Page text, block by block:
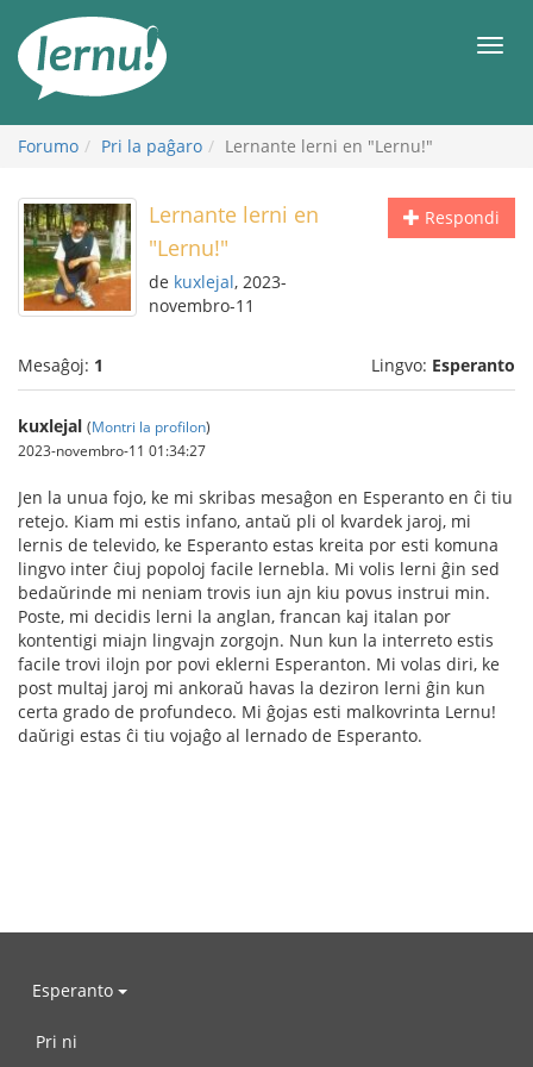
enhavo
Forumo Pri la paĝaro Lernante lerni en "Lernu!"
Respondi
Lernante lerni en
"Lernu!"
de kuxlejal, 2023-
novembro-11
Mesaĝoj: 1 Lingvo: Esperanto
kuxlejal (Montri la profilon)
2023-novembro-11 01:34:27
Jen la unua fojo, ke mi skribas mesaĝon en Esperanto en ĉi tiu
retejo. Kiam mi estis infano, antaŭ pli ol kvardek jaroj, mi
lernis de televido, ke Esperanto estas kreita por esti komuna
lingvo inter ĉiuj popoloj facile lernebla. Mi volis lerni ĝin sed
bedaŭrinde mi neniam trovis iun ajn kiu povus instrui min.
Poste, mi decidis lerni la anglan, francan kaj italan por
kontentigi miajn lingvajn zorgojn. Nun kun la interreto estis
facile trovi ilojn por povi eklerni Esperanton. Mi volas diri, ke
post multaj jaroj mi ankoraŭ havas la deziron lerni ĝin kun
certa grado de profundeco. Mi ĝojas esti malkovrinta Lernu!
daŭrigi estas ĉi tiu vojaĝo al lernado de Esperanto.
Esperanto
Pri ni